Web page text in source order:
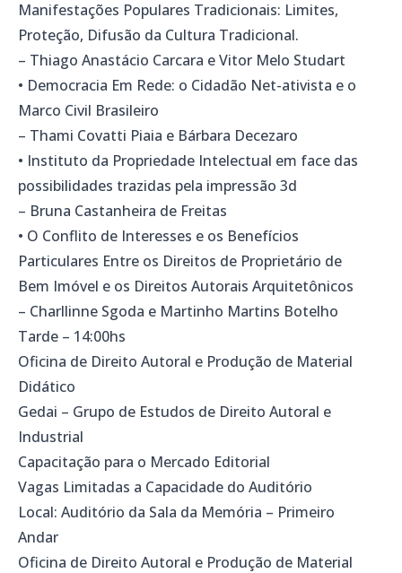
Manifestações Populares Tradicionais: Limites,
Proteção, Difusão da Cultura Tradicional.
– Thiago Anastácio Carcara e Vitor Melo Studart
• Democracia Em Rede: o Cidadão Net-ativista e o
Marco Civil Brasileiro
– Thami Covatti Piaia e Bárbara Decezaro
• Instituto da Propriedade Intelectual em face das
possibilidades trazidas pela impressão 3d
– Bruna Castanheira de Freitas
• O Conflito de Interesses e os Benefícios
Particulares Entre os Direitos de Proprietário de
Bem Imóvel e os Direitos Autorais Arquitetônicos
– Charllinne Sgoda e Martinho Martins Botelho
Tarde – 14:00hs
Oficina de Direito Autoral e Produção de Material
Didático
Gedai – Grupo de Estudos de Direito Autoral e
Industrial
Capacitação para o Mercado Editorial
Vagas Limitadas a Capacidade do Auditório
Local: Auditório da Sala da Memória – Primeiro
Andar
Oficina de Direito Autoral e Produção de Material